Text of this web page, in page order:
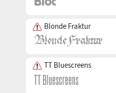
Blonde Fraktur
TT Bluescreens